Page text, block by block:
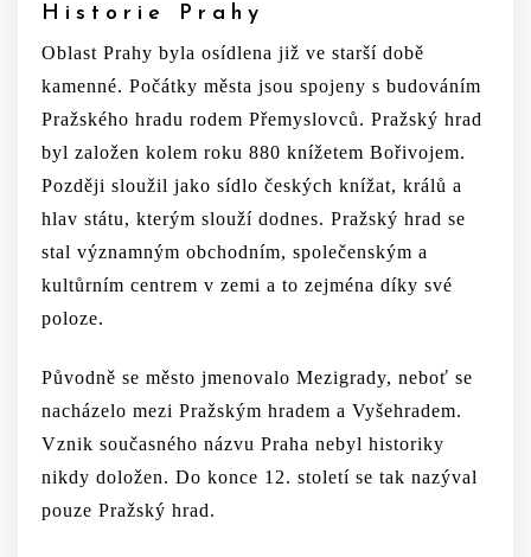
Historie Prahy
Oblast Prahy byla osídlena již ve starší době
kamenné. Počátky města jsou spojeny s budováním
Pražského hradu rodem Přemyslovců. Pražský hrad
byl založen kolem roku 880 knížetem Bořivojem.
Později sloužil jako sídlo českých knížat, králů a
hlav státu, kterým slouží dodnes. Pražský hrad se
stal významným obchodním, společenským a
kultůrním centrem v zemi a to zejména díky své
poloze.
Původně se město jmenovalo Mezigrady, neboť se
nacházelo mezi Pražským hradem a Vyšehradem.
Vznik současného názvu Praha nebyl historiky
nikdy doložen. Do konce 12. století se tak nazýval
pouze Pražský hrad.